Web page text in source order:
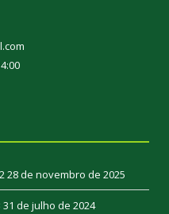
28 de novembro de 2025
31 de julho de 2024